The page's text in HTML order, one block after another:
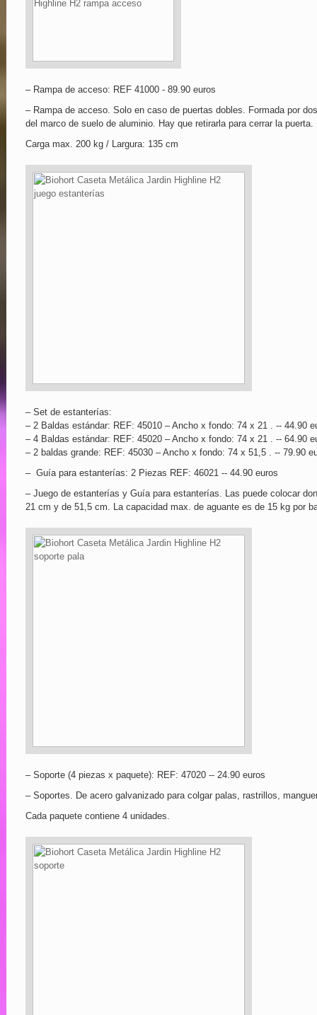
– Rampa de acceso: REF 41000 - 89.90 euros
– Rampa de acceso. Solo en caso de puertas dobles. Formada por
del marco de suelo de aluminio. Hay que retirarla para cerrar la puerta.
Carga max. 200 kg / Largura: 135 cm
– Set de estanterías:
– 2 Baldas estándar: REF: 45010 – Ancho x fondo: 74 x 21 . -- 44.90
– 4 Baldas estándar: REF: 45020 – Ancho x fondo: 74 x 21 . -- 64.90
– 2 baldas grande: REF: 45030 – Ancho x fondo: 74 x 51,5 . -- 79.90
– Guía para estanterías: 2 Piezas REF: 46021 -- 44.90 euros
– Juego de estanterías y Guía para estanterías. Las puede colocar
21 cm y de 51,5 cm. La capacidad max. de aguante es de 15 kg por
– Soporte (4 piezas x paquete): REF: 47020 -- 24.90 euros
– Soportes. De acero galvanizado para colgar palas, rastrillos,
Cada paquete contiene 4 unidades.